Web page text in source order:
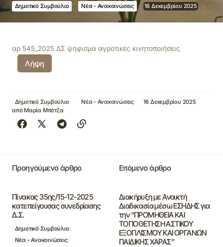
Δημοτικό Συμβούλιο Νέα - Ανακοινώσεις 16 Δεκεμβρίου 2025
αρ 545_2025 ΔΣ ψήφισμα αγροτικές κινητοποιήσεις
Λήψη
Δημοτικό Συμβούλιο Νέα - Ανακοινώσεις
16 Δεκεμβρίου 2025
από Μαρία Μπότζα
Προηγούμενο άρθρο
Πίνακας 35ης/15-12-2025
κατεπείγουσας συνεδρίασης
Δ.Σ.
Δημοτικό Συμβούλιο
Νέα - Ανακοινώσεις
Επόμενο άρθρο
Διακήρυξη με Ανοικτή
Διαδικασία μέσω ΕΣΗΔΗΣ για
την “ΠΡΟΜΗΘΕΙΑ ΚΑΙ
ΤΟΠΟΘΕΤΗΣΗ ΑΣΤΙΚΟΥ
ΕΞΟΠΛΙΣΜΟΥ ΚΑΙ ΟΡΓΑΝΩΝ
ΠΑΙΔΙΚΗΣ ΧΑΡΑΣ”